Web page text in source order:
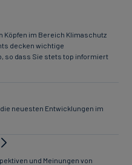
Köpfen im Bereich Klimaschutz
decken wichtige
so dass Sie stets top informiert
neuesten Entwicklungen im
und Meinungen von